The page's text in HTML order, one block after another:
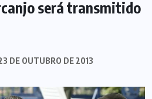
será transmitido
DE OUTUBRO DE 2013